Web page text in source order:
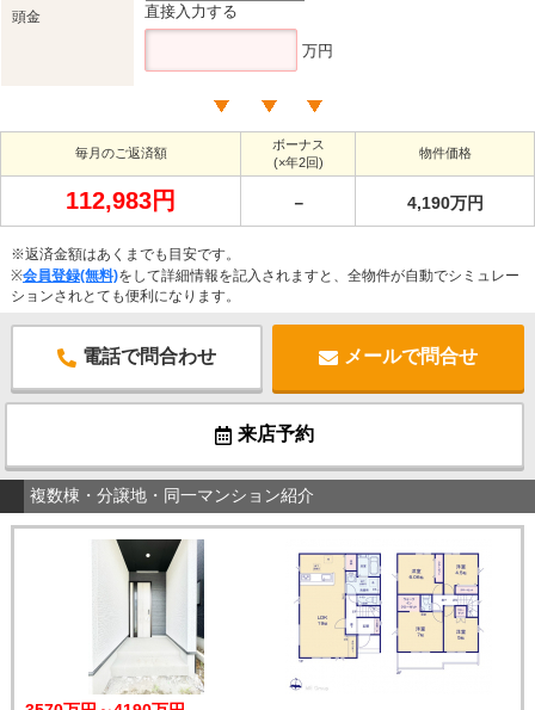
頭金 直接入力する
万円
毎月のご返済額
ボーナス
(×年2回)
物件価格
112,983円 － 4,190万円
※返済金額はあくまでも目安です。
※会員登録(無料)をして詳細情報を記入されますと、全物件が自動でシミュレー
ションされとても便利になります。
電話で問合わせ メールで問合せ
来店予約
複数棟・分譲地・同一マンション紹介